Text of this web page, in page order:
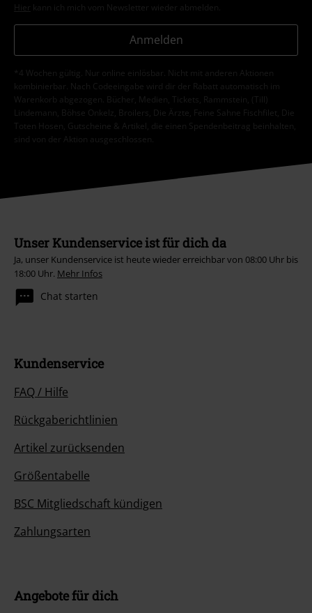
Hier kann ich mich vom Newsletter wieder abmelden.
Anmelden
*4 Wochen gültig. Nur online einlösbar. Nicht mit anderen Aktionen
kombinierbar. Nach Codeeingabe wird dir der Rabatt automatisch im
Warenkorb abgezogen. Bücher, Medien, Tickets, Rammstein, (Till)
Lindemann, Böhse Onkelz, Broilers, Die Ärzte, Feine Sahne Fischfilet, Die
Toten Hosen, Gutscheine & Artikel, die einen Spendenbeitrag beinhalten,
sind von der Aktion ausgeschlossen.
Unser Kundenservice ist für dich da
Ja, unser Kundenservice ist heute wieder erreichbar von 08:00 Uhr bis
18:00 Uhr. Mehr Infos
Chat starten
Kundenservice
FAQ / Hilfe
Rückgaberichtlinien
Artikel zurücksenden
Größentabelle
BSC Mitgliedschaft kündigen
Zahlungsarten
Angebote für dich